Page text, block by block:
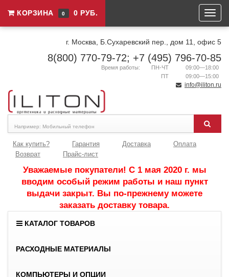
КОРЗИНА 0 0 РУБ.
г. Москва, Б.Сухаревский пер., дом 11, офис 5
8(800) 770-79-72; +7 (495) 796-70-85
Время работы: ПН-ЧТ
09:00—18:00
ПТ
09:00—15:00
info@iliton.ru
Как купить? Гарантия Доставка
Оплата
Возврат
Прайс-лист
Уважаемые покупатели! С 1 мая 2020 г. мы
вводим особый режим работы и наш пункт
выдачи закрыт. Вы по-прежнему можете
заказать доставку товара.
КАТАЛОГ ТОВАРОВ
РАСХОДНЫЕ МАТЕРИАЛЫ
КОМПЬЮТЕРЫ И ОПЦИИ